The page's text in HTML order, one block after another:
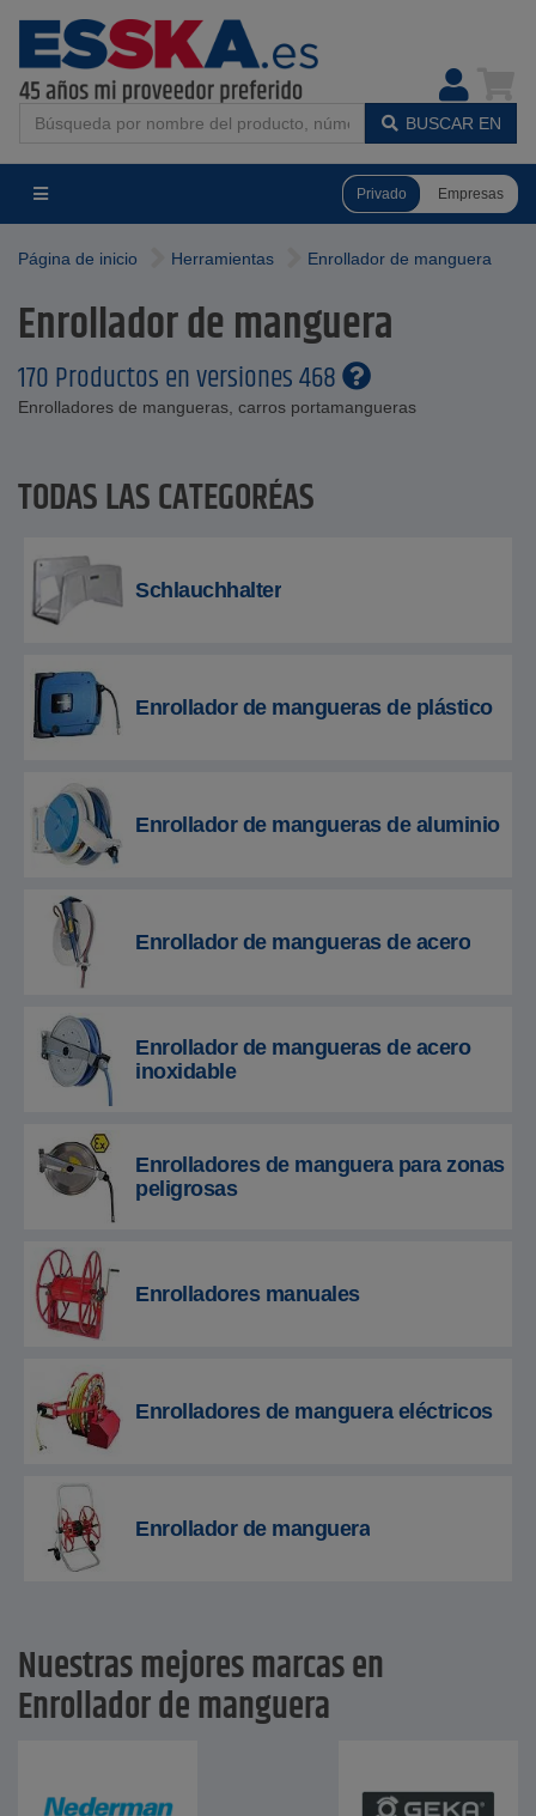
BUSCAR EN
Privado Empresas
Página de inicio Herramientas Enrollador de manguera
Enrollador de manguera
170 Productos en versiones 468
Enrolladores de mangueras, carros portamangueras
TODAS LAS CATEGORÍAS
Schlauchhalter
Enrollador de mangueras de plástico
Enrollador de mangueras de aluminio
Enrollador de mangueras de acero
Enrollador de mangueras de acero
inoxidable
Enrolladores de manguera para zonas
peligrosas
Enrolladores manuales
Enrolladores de manguera eléctricos
Enrollador de manguera
Nuestras mejores marcas en
Enrollador de manguera